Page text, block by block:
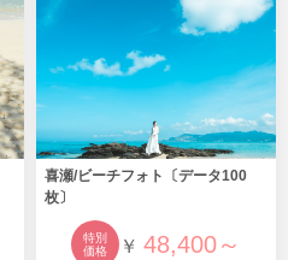
喜瀬/ビーチフォト〔データ100
枚〕
特別
価格
￥ 48,400～